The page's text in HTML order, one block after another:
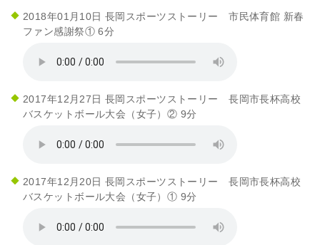
2018年01月10日 長岡スポーツストーリー 市民体育館 新春
ファン感謝祭① 6分
2017年12月27日 長岡スポーツストーリー 長岡市長杯高校
バスケットボール大会（女子）② 9分
2017年12月20日 長岡スポーツストーリー 長岡市長杯高校
バスケットボール大会（女子）① 9分